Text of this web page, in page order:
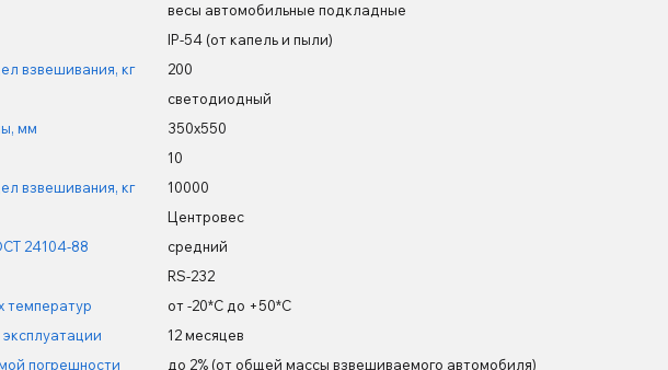
весы автомобильные подкладные
IP-54 (от капель и пыли)
взвешивания, кг
200
светодиодный
мм
350х550
10
взвешивания, кг
10000
Центровес
24104-88
средний
RS-232
температур
от -20*С до +50*С
12 месяцев
погрешности
до 2% (от общей массы взвешиваемого автомобиля)